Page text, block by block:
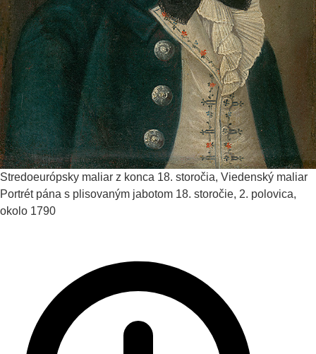
Stredoeurópsky maliar z konca 18. storočia, Viedenský maliar
Portrét pána s plisovaným jabotom 18. storočie, 2. polovica,
okolo 1790